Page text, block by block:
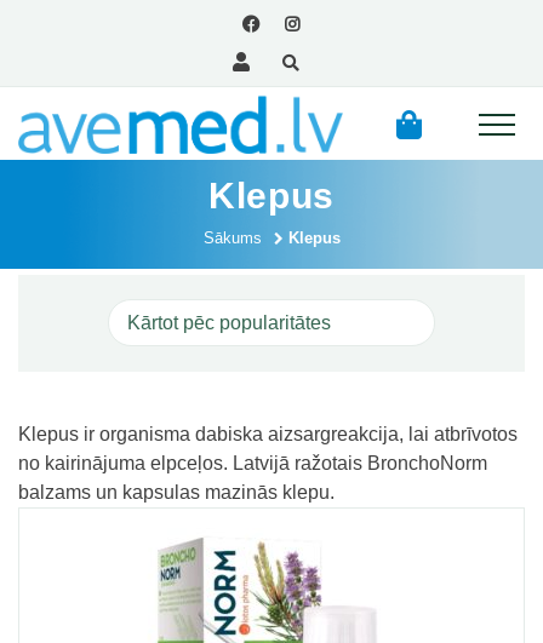
Klepus
Sākums Klepus
Klepus ir organisma dabiska aizsargreakcija, lai atbrīvotos
no kairinājuma elpceļos. Latvijā ražotais BronchoNorm
balzams un kapsulas mazinās klepu.
Skatīt